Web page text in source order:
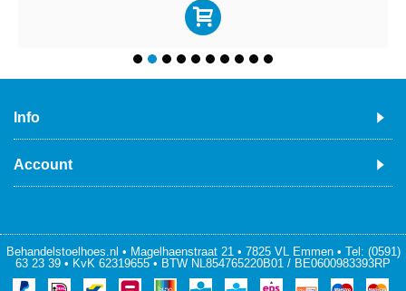
Info
Account
Behandelstoelhoes.nl • Magelhaenstraat 21 • 7825 VL Emmen • Tel: (0591)
63 23 39 • KvK 62319655 • BTW NL854765220B01 / BE0600983393RP